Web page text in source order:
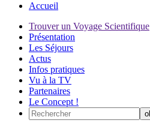
Accueil
Trouver un Voyage Scientifique
Présentation
Les Séjours
Actus
Infos pratiques
Vu à la TV
Partenaires
Le Concept !